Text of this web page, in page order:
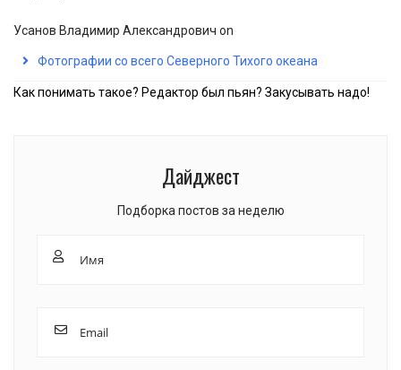
Усанов Владимир Александрович on
Фотографии со всего Северного Тихого океана
Как понимать такое? Редактор был пьян? Закусывать надо!
Дайджест
Подборка постов за неделю